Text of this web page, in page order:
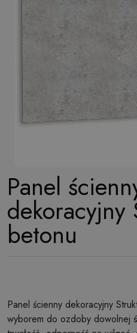
Panel
dekoracyjny
betonu
Panel ścienny dekoracyjny
wyborem do ozdoby dowolnej